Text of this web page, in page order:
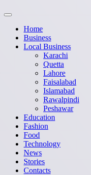
Home
Business
Local Business
Karachi
Quetta
Lahore
Faisalabad
Islamabad
Rawalpindi
Peshawar
Education
Fashion
Food
Technology
News
Stories
Contacts